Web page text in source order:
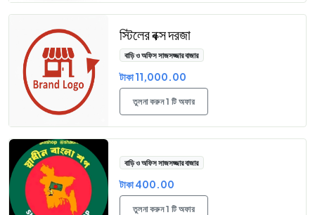
স্টিলের বক্স দরজা
বাড়ি ও অফিস সাজসজ্জার বাজার
টাকা 11,000.00
তুলনা করুন 1 টি অফার
বাড়ি ও অফিস সাজসজ্জার বাজার
টাকা 400.00
তুলনা করুন 1 টি অফার